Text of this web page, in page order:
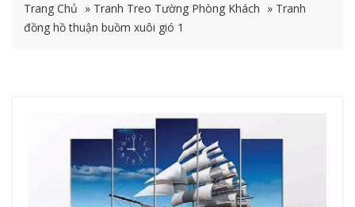
Trang Chủ » Tranh Treo Tường Phòng Khách » Tranh
đồng hồ thuận buồm xuôi gió 1